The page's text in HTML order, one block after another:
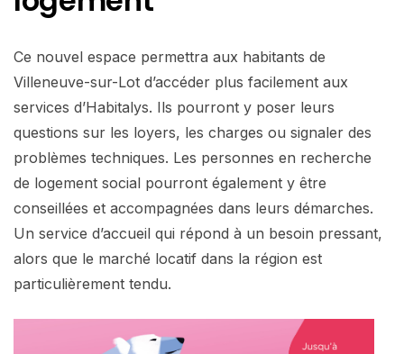
Ce nouvel espace permettra aux habitants de
Villeneuve-sur-Lot d’accéder plus facilement aux
services d’Habitalys. Ils pourront y poser leurs
questions sur les loyers, les charges ou signaler des
problèmes techniques. Les personnes en recherche
de logement social pourront également y être
conseillées et accompagnées dans leurs démarches.
Un service d’accueil qui répond à un besoin pressant,
alors que le marché locatif dans la région est
particulièrement tendu.